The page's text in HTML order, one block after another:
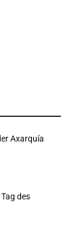
Axarquía
des